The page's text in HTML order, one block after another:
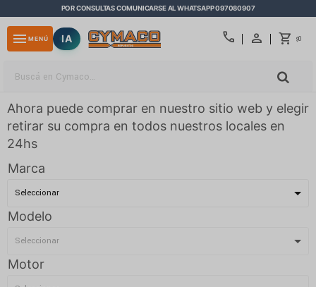
POR CONSULTAS COMUNICARSE AL WHATSAPP 097080907
call $0
menu MENÚ IA
Ahora puede comprar en nuestro sitio web y elegir
retirar su compra en todos nuestros locales en
24hs
Marca
Modelo
Motor
close